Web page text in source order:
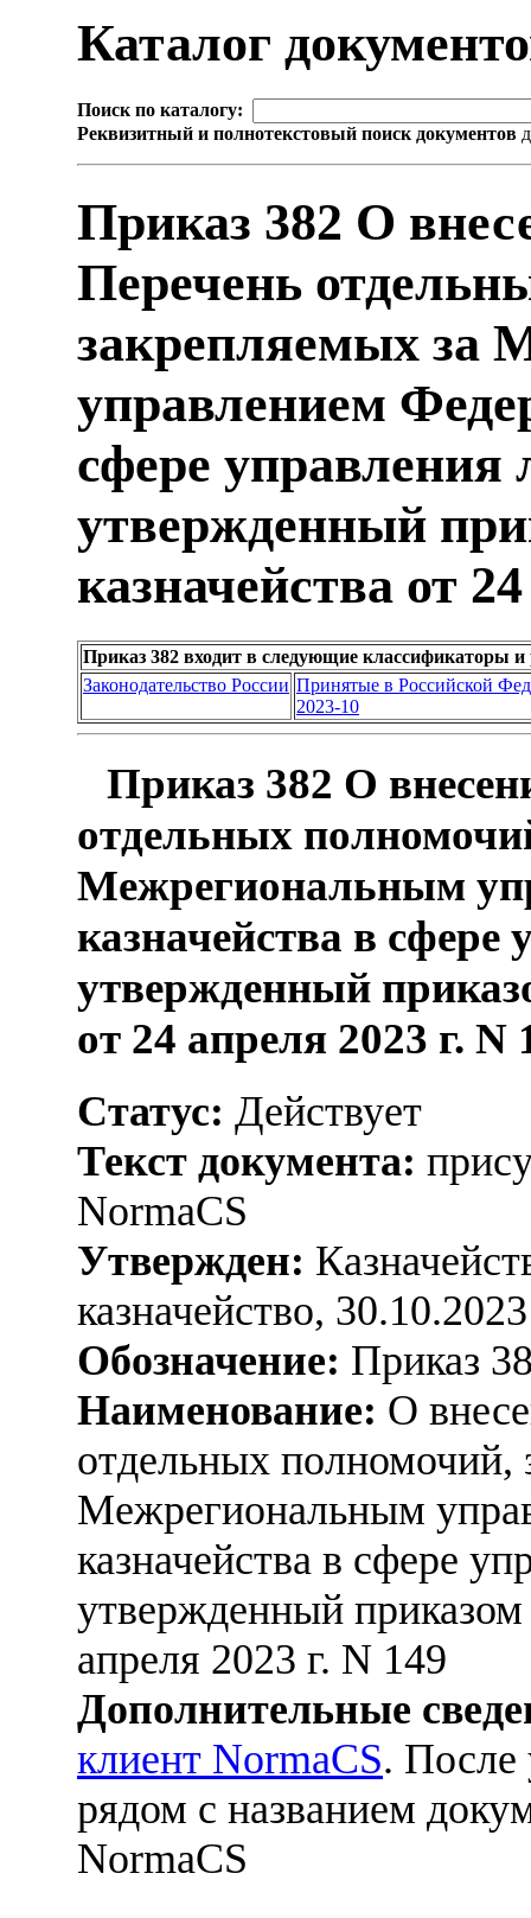
Каталог
Поиск по каталогу:
Реквизитный и полнотекстовый поиск документов
Приказ 382 О
Перечень
закрепляемых за
управлением
сфере управления
утвержденный
казначейства от
Приказ 382 входит в следующие классификаторы и
Законодательство России Принятые в Российской
2023-10
Приказ 382 О
отдельных
Межрегиональным
казначейства в
утвержденный
от 24 апреля 2023 г. N
Статус: Действует
Текст документа:
NormaCS
Утвержден:
казначейство, 30.10.2023
Обозначение: Приказ
Наименование: О
отдельных полномочий,
Межрегиональным
казначейства в сфере
утвержденный приказом
апреля 2023 г. N 149
Дополнительные
клиент NormaCS. После
рядом с названием
NormaCS